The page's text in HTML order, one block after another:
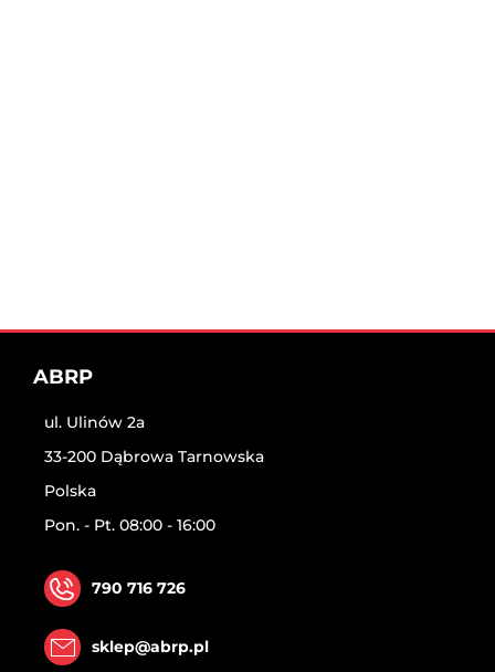
ABRP
ul. Ulinów 2a
33-200 Dąbrowa Tarnowska
Polska
Pon. - Pt. 08:00 - 16:00
790 716 726
sklep@abrp.pl